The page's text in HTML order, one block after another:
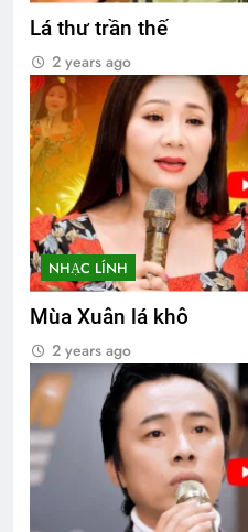
Lá thư trần thế
2 years ago
NHẠC LÍNH
Mùa Xuân lá khô
2 years ago